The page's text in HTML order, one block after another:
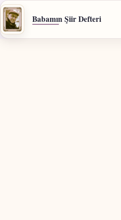
İçeriğe
geç
Babamın Şiir Defteri